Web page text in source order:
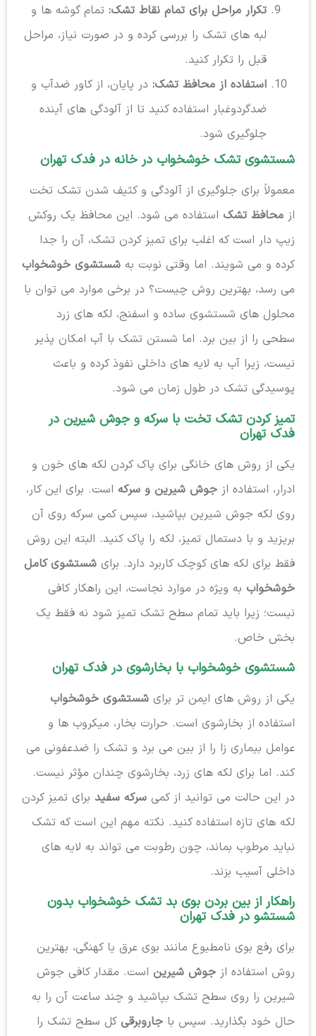
تکرار مراحل برای تمام نقاط تشک:تمام گوشه ها و
لبه های تشک را بررسی کرده و در صورت نیاز، مراحل
قبل را تکرار کنید.
استفاده از محافظ تشک:در پایان، از کاور ضدآب و
ضدگردوغبار استفاده کنید تا از آلودگی های آینده
جلوگیری شود.
شستشوی تشک خوشخواب در خانه در فدک تهران
معمولاً برای جلوگیری از آلودگی و کثیف شدن تشک تخت
از محافظ تشکاستفاده می شود. این محافظ یک روکش
زیپ دار است که اغلب برای تمیز کردن تشک، آن را جدا
کرده و می شویند. اما وقتی نوبت به شستشوی خوشخواب
می رسد، بهترین روش چیست؟ در برخی موارد می توان با
محلول های شستشوی ساده و اسفنج، لکه های زرد
سطحی را از بین برد. اما شستن تشک با آب امکان پذیر
نیست، زیرا آب به لایه های داخلی نفوذ کرده و باعث
پوسیدگی تشک در طول زمان می شود.
تمیز کردن تشک تخت با سرکه و جوش شیرین در
فدک تهران
یکی از روش های خانگی برای پاک کردن لکه های خون و
ادرار، استفاده از جوش شیرین و سرکهاست. برای این کار،
روی لکه جوش شیرین بپاشید، سپس کمی سرکه روی آن
بریزید و با دستمال تمیز، لکه را پاک کنید. البته این روش
فقط برای لکه های کوچک کاربرد دارد. برای شستشوی کامل
خوشخواببه ویژه در موارد نجاست، این راهکار کافی
نیست؛ زیرا باید تمام سطح تشک تمیز شود نه فقط یک
بخش خاص.
شستشوی خوشخواب با بخارشوی در فدک تهران
یکی از روش های ایمن تر برای شستشوی خوشخواب
استفاده از بخارشوی است. حرارت بخار، میکروب ها و
عوامل بیماری زا را از بین می برد و تشک را ضدعفونی می
کند. اما برای لکه های زرد، بخارشوی چندان مؤثر نیست.
در این حالت می توانید از کمی سرکه سفیدبرای تمیز کردن
لکه های تازه استفاده کنید. نکته مهم این است که تشک
نباید مرطوب بماند، چون رطوبت می تواند به لایه های
داخلی آسیب بزند.
راهکار از بین بردن بوی بد تشک خوشخواب بدون
شستشو در فدک تهران
برای رفع بوی نامطبوع مانند بوی عرق یا کهنگی، بهترین
روش استفاده از جوش شیریناست. مقدار کافی جوش
شیرین را روی سطح تشک بپاشید و چند ساعت آن را به
حال خود بگذارید. سپس با جاروبرقیکل سطح تشک را